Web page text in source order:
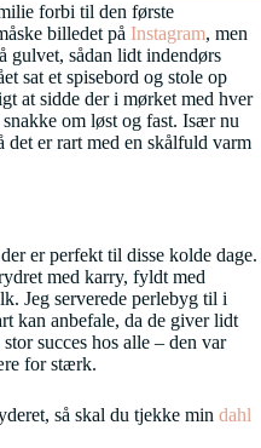
forbi til den første
billedet på Instagram, men
gulvet, sådan lidt indendørs
sat et spisebord og stole op
at sidde der i mørket med hver
om løst og fast. Især nu
det er rart med en skålfuld varm
er perfekt til disse kolde dage.
med karry, fyldt med
Jeg serverede perlebyg til i
kan anbefale, da de giver lidt
succes hos alle – den var
for stærk.
så skal du tjekke min dahl